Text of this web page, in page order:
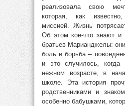
реализовала свою
которая, как
миссией. Жизнь
Об этом кое-что знают и
братьев Марианджелы:
боль и борьба –
и это случилось,
нежном возрасте, в
школе. Эта история
родственниками и
особенно бабушками,